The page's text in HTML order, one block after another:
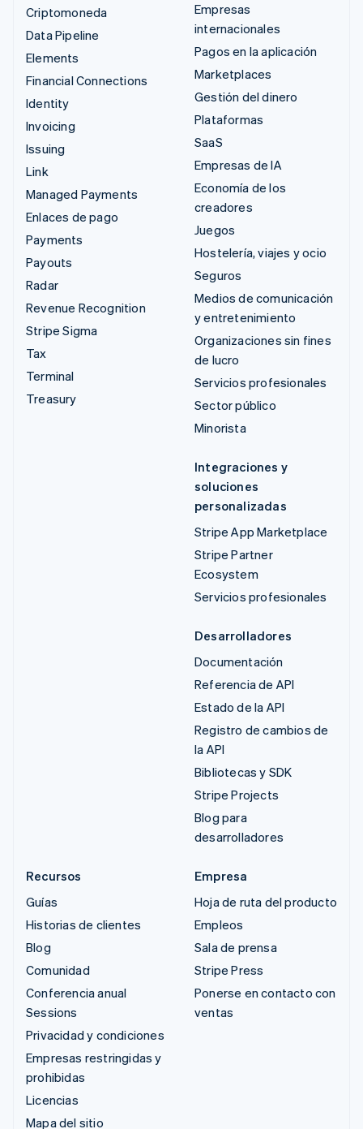
Criptomoneda
Data Pipeline
Elements
Financial Connections
Identity
Invoicing
Issuing
Link
Managed Payments
Enlaces de pago
Payments
Payouts
Radar
Revenue Recognition
Stripe Sigma
Tax
Terminal
Treasury
Empresas
internacionales
Pagos en la aplicación
Marketplaces
Gestión del dinero
Plataformas
SaaS
Empresas de IA
Economía de los
creadores
Juegos
Hostelería, viajes y ocio
Seguros
Medios de comunicación
y entretenimiento
Organizaciones sin fines
de lucro
Servicios profesionales
Sector público
Minorista
Integraciones y
soluciones
personalizadas
Stripe App Marketplace
Stripe Partner
Ecosystem
Servicios profesionales
Desarrolladores
Documentación
Referencia de API
Estado de la API
Registro de cambios de
la API
Bibliotecas y SDK
Stripe Projects
Blog para
desarrolladores
Recursos
Guías
Historias de clientes
Blog
Comunidad
Conferencia anual
Sessions
Privacidad y condiciones
Empresas restringidas y
prohibidas
Licencias
Mapa del sitio
Empresa
Hoja de ruta del producto
Empleos
Sala de prensa
Stripe Press
Ponerse en contacto con
ventas